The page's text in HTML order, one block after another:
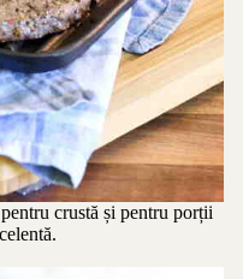
crustă și pentru porții